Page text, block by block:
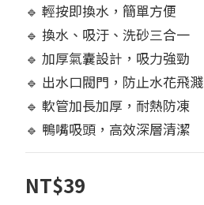
🔹 輕按即換水，簡單方便
🔹 換水、吸汙、洗砂三合一
🔹 加厚氣囊設計，吸力強勁
🔹 出水口閥門，防止水花飛濺
🔹 軟管加長加厚，耐熱防凍
🔹 鴨嘴吸頭，高效深層清潔
NT$39